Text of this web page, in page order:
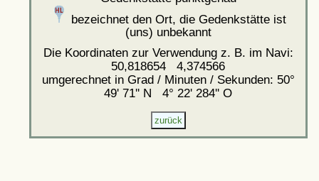
bezeichnet den Ort, die Gedenkstätte ist
(uns) unbekannt
Die Koordinaten zur Verwendung z. B. im Navi:
50,818654 4,374566
umgerechnet in Grad / Minuten / Sekunden: 50°
49' 71'' N 4° 22' 284'' O